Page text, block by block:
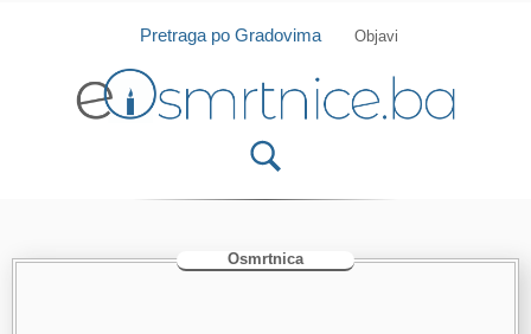
Isprobajte našu Android i IOS aplikaciju
Pretraga po Gradovima Objavi
Osmrtnica